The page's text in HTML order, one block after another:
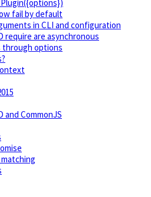
fail by default
in CLI and configuration
require are asynchronous
through options
and CommonJS